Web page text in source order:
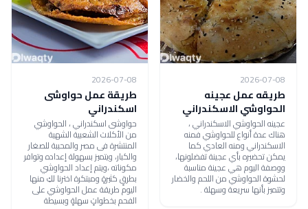
2026-07-08
طريقه عمل عجينه
الحواوشي الاسكندراني
عجينه الحواوشي الاسكندراني ،
هناك عدة أنواع للحواوشي فمنه
الاسكندراني ومنه العادي كما
يمكن تحضيره بأي عجينة تفضلونها،
ووصفة اليوم هي عجينة مناسبة
لحشوة الحواوشي من اللحم والخضار
وتتميز بأنها سريعة وسهلة .
2026-07-08
طريقة عمل حواوشى
اسكندراني
حواوشى اسكندراني ، الحواوشي
من الأكلات الشعبية الشهية
المنتشرة فى مصر والمحببة للصغار
والكبار، ويتميز بسهولة إعداده وتوافر
مكوناته ،ويتم إعداد الحواوشي
بطرقٍ كثيرةٍ ومبتكرة اخترنا لكِ منها
اليوم طريقة عمل الحواوشي على
الفحم بخطواتٍ سهلةٍ وبسيطة